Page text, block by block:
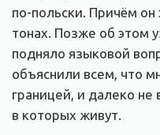
по-польски. Причём
тонах. Позже об этом
подняло языковой
объяснили всем, что
границей, и далеко не
в которых живут.